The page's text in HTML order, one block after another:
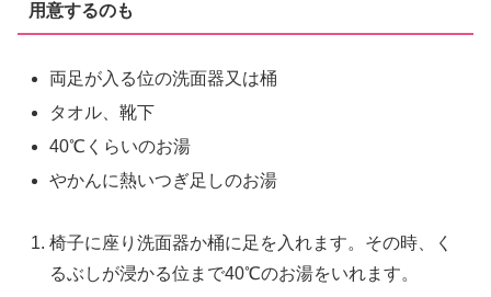
用意するのも
両足が入る位の洗面器又は桶
タオル、靴下
40℃くらいのお湯
やかんに熱いつぎ足しのお湯
椅子に座り洗面器か桶に足を入れます。その時、く
るぶしが浸かる位まで40℃のお湯をいれます。